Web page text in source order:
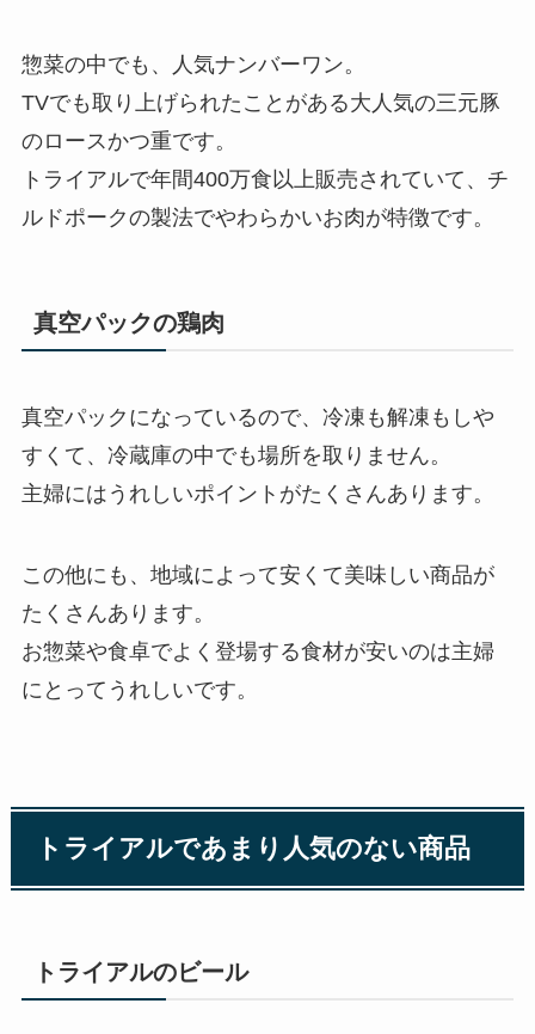
惣菜の中でも、人気ナンバーワン。
TVでも取り上げられたことがある大人気の三元豚
のロースかつ重です。
トライアルで年間400万食以上販売されていて、チ
ルドポークの製法でやわらかいお肉が特徴です。
真空パックの鶏肉
真空パックになっているので、冷凍も解凍もしや
すくて、冷蔵庫の中でも場所を取りません。
主婦にはうれしいポイントがたくさんあります。
この他にも、地域によって安くて美味しい商品が
たくさんあります。
お惣菜や食卓でよく登場する食材が安いのは主婦
にとってうれしいです。
トライアルであまり人気のない商品
トライアルのビール